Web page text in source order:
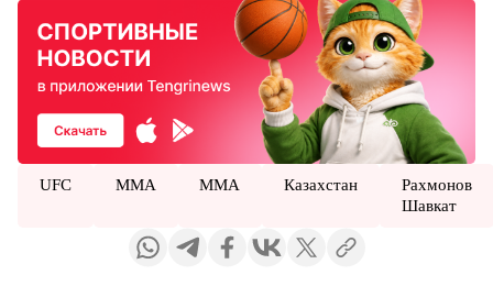
UFC MMA ММА Казахстан
Рахмонов
Шавкат